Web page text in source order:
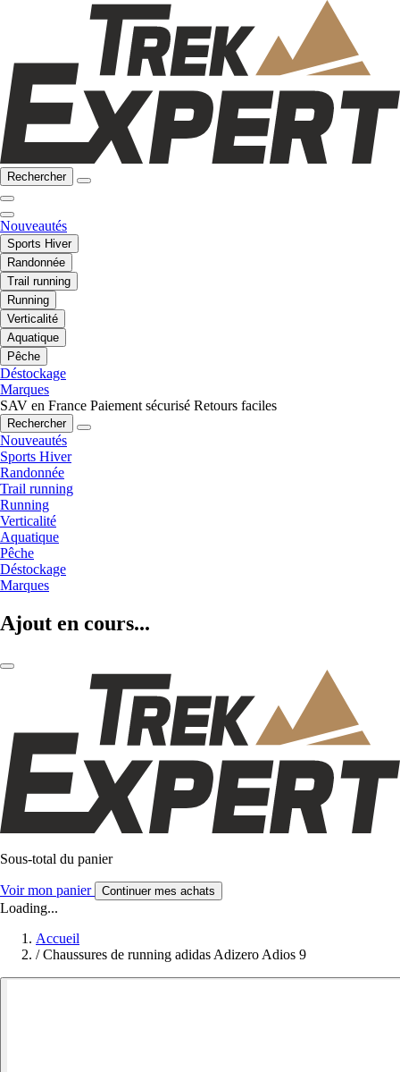
Rechercher
Nouveautés
Sports Hiver
Randonnée
Trail running
Running
Verticalité
Aquatique
Pêche
Déstockage
Marques
SAV en France Paiement sécurisé Retours faciles
Rechercher
Nouveautés
Sports Hiver
Randonnée
Trail running
Running
Verticalité
Aquatique
Pêche
Déstockage
Marques
Ajout en cours...
Sous-total du panier
Voir mon panier Continuer mes achats
Loading...
Accueil
/ Chaussures de running adidas Adizero Adios 9